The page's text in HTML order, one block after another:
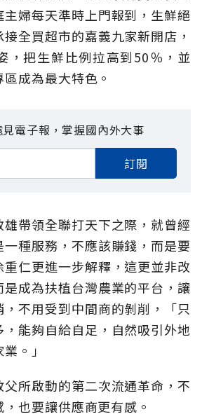
婦每天準時上門報到，生鮮絕
全買超市的嘉義九家新開店，
，把生鮮比例拉高到50％，並
成為最大特色。
電子報，掌握國內外大事
訂閱
帶領全聯打天下之際，就曾經
種服務，不應該賺錢，而是要
仁更進一步解釋，這更並非改
成為扶植台灣農業的平台，讓
不用受到中間商的剝削，「只
能夠自給自足，自然吸引外地
。」
所啟動的第二次流通革命，不
也要讓供應商更有感。